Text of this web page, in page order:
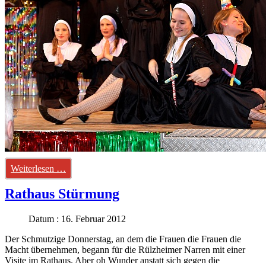
Weiterlesen …
Rathaus Stürmung
Datum : 16. Februar 2012
Der Schmutzige Donnerstag, an dem die Frauen die Frauen die
Macht übernehmen, begann für die Rülzheimer Narren mit einer
Visite im Rathaus. Aber oh Wunder anstatt sich gegen die